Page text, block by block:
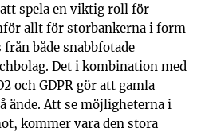
spela en viktig roll för
allt för storbankerna i form
både snabbfotade
Det i kombination med
och GDPR gör att gamla
ände. Att se möjligheterna i
kommer vara den stora